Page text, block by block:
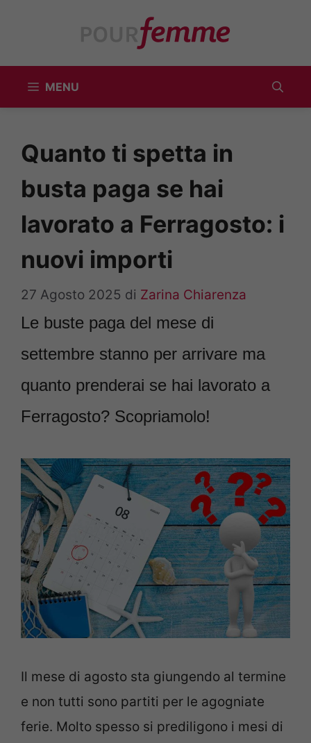
MENU
Quanto ti spetta in
busta paga se hai
lavorato a Ferragosto: i
nuovi importi
27 Agosto 2025 di Zarina Chiarenza
Le buste paga del mese di
settembre stanno per arrivare ma
quanto prenderai se hai lavorato a
Ferragosto? Scopriamolo!
Il mese di agosto sta giungendo al termine
e non tutti sono partiti per le agogniate
ferie. Molto spesso si prediligono i mesi di